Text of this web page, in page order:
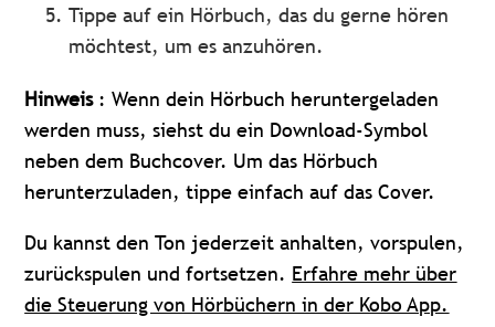
Tippe auf ein Hörbuch, das du gerne hören
möchtest, um es anzuhören.
Hinweis: Wenn dein Hörbuch heruntergeladen
werden muss, siehst du ein Download-Symbol
neben dem Buchcover. Um das Hörbuch
herunterzuladen, tippe einfach auf das Cover.
Du kannst den Ton jederzeit anhalten, vorspulen,
zurückspulen und fortsetzen. Erfahre mehr über
die Steuerung von Hörbüchern in der Kobo App.